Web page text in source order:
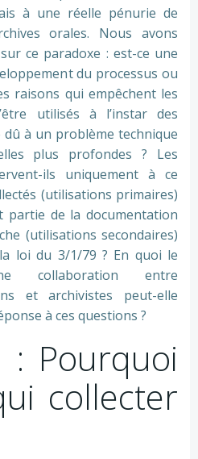
à une réelle pénurie de
orales. Nous avons
ce paradoxe : est-ce une
du processus ou
raisons qui empêchent les
utilisés à l’instar des
dû à un problème technique
plus profondes ? Les
ils uniquement à ce
(utilisations primaires)
partie de la documentation
(utilisations secondaires)
loi du 3/1/79 ? En quoi le
collaboration entre
et archivistes peut-elle
à ces questions ?
: Pourquoi
collecter